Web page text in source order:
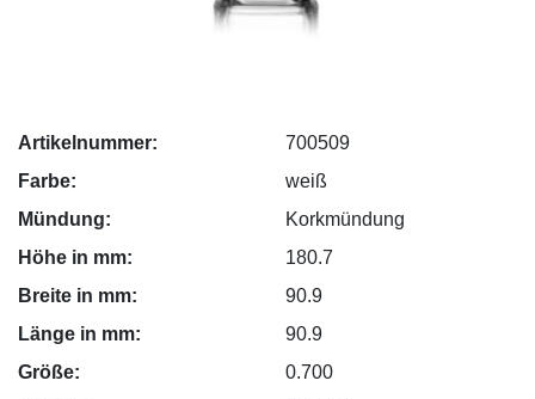
Artikelnummer:
700509
Farbe:
weiß
Mündung:
Korkmündung
Höhe in mm:
180.7
Breite in mm:
90.9
Länge in mm:
90.9
Größe:
0.700